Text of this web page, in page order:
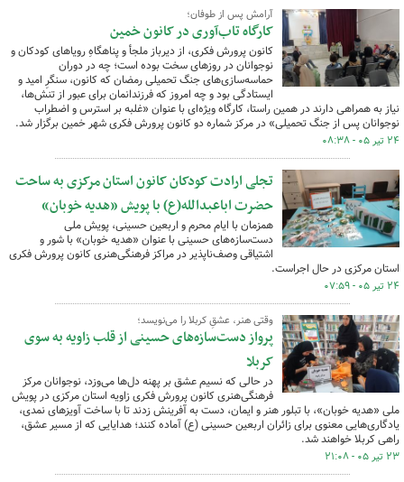
آرامش پس از طوفان؛
کارگاه تاب‌آوری در کانون خمین
کانون پرورش فکری، از دیرباز ملجأ و پناهگاهِ رویاهای کودکان و
نوجوانان در روزهای سخت بوده است؛ چه در دوران
حماسه‌سازی‌های جنگ تحمیلی رمضان که کانون، سنگرِ امید و
ایستادگی بود و چه امروز که فرزندانمان برای عبور از تنش‌ها،
نیاز به همراهی دارند در همین راستا، کارگاه ویژه‌ای با عنوان «غلبه بر استرس و اضطراب
نوجوانان پس از جنگ تحمیلی» در مرکز شماره دو کانون پرورش فکری شهر خمین برگزار شد.
۲۴ تیر ۰۵ - ۰۸:۳۸
تجلی ارادت کودکان کانون استان مرکزی به ساحت
حضرت اباعبدالله(ع) با پویش «هدیه خوبان»
همزمان با ایام محرم و اربعین حسینی، پویش ملی
دست‌سازه‌های حسینی با عنوان «هدیه خوبان» با شور و
اشتیاقی وصف‌ناپذیر در مراکز فرهنگی‌هنری کانون پرورش فکری
استان مرکزی در حال اجراست.
۲۴ تیر ۰۵ - ۰۷:۵۹
وقتی هنر، عشقِ کربلا را می‌نویسد؛
پرواز دست‌سازه‌های حسینی از قلب زاویه به سوی
کربلا
در حالی که نسیم عشق بر پهنه دل‌ها می‌وزد، نوجوانان مرکز
فرهنگی‌هنری کانون پرورش فکری زاویه استان مرکزی در پویش
ملی «هدیه خوبان»، با تبلور هنر و ایمان، دست به آفرینش زدند تا با ساخت آویزهای نمدی،
یادگاری‌هایی معنوی برای زائران اربعین حسینی (ع) آماده کنند؛ هدایایی که از مسیر عشق،
راهی کربلا خواهند شد.
۲۳ تیر ۰۵ - ۲۱:۰۸